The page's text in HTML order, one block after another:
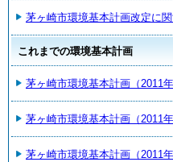
茅ヶ崎市環境基本計画改定に
これまでの環境基本計画
茅ヶ崎市環境基本計画（2011年
茅ヶ崎市環境基本計画（2011
茅ヶ崎市環境基本計画（2011